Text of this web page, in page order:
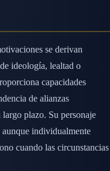
se derivan
ideología, lealtad o
capacidades
de alianzas
plazo. Su personaje
individualmente
cuando las circunstancias